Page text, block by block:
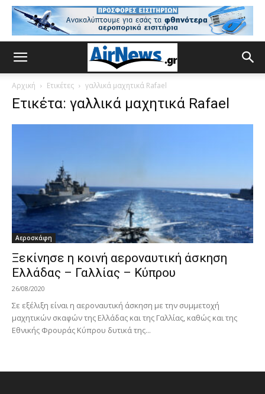
Αρχική Ετικέτες γαλλικά μαχητικά Rafael
Ετικέτα: γαλλικά μαχητικά Rafael
Αεροσκάφη
Ξεκίνησε η κοινή αεροναυτική άσκηση
Ελλάδας – Γαλλίας – Κύπρου
26/08/2020
Σε εξέλιξη είναι η αεροναυτική άσκηση με την συμμετοχή
μαχητικών σκαφών της Ελλάδας και της Γαλλίας, καθώς και της
Εθνικής Φρουράς Κύπρου δυτικά της...